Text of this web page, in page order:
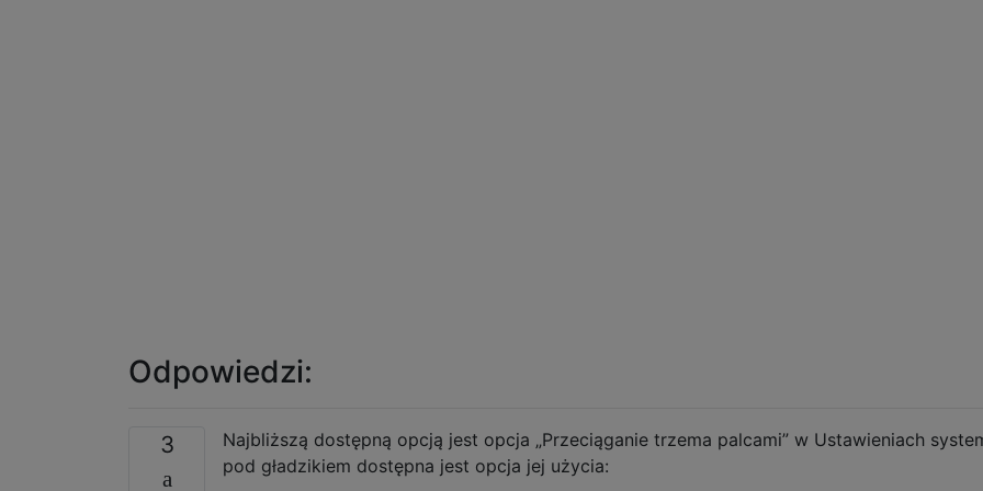
Odpowiedzi:
3
Najbliższą dostępną opcją jest opcja „Przeciąganie trzema palcami” w Ustawieniach
pod gładzikiem dostępna jest opcja jej użycia: